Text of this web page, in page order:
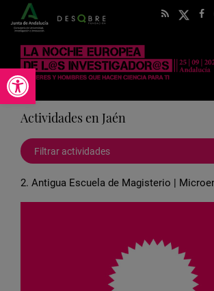
Abrir barra de herramientas
Actividades en Jaén
Filtrar actividades
2. Antigua Escuela de Magisterio |